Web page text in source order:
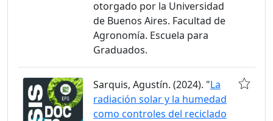
otorgado por la Universidad
de Buenos Aires. Facultad de
Agronomía. Escuela para
Graduados.
Sarquis, Agustín. (2024). "La
radiación solar y la humedad
como controles del reciclado